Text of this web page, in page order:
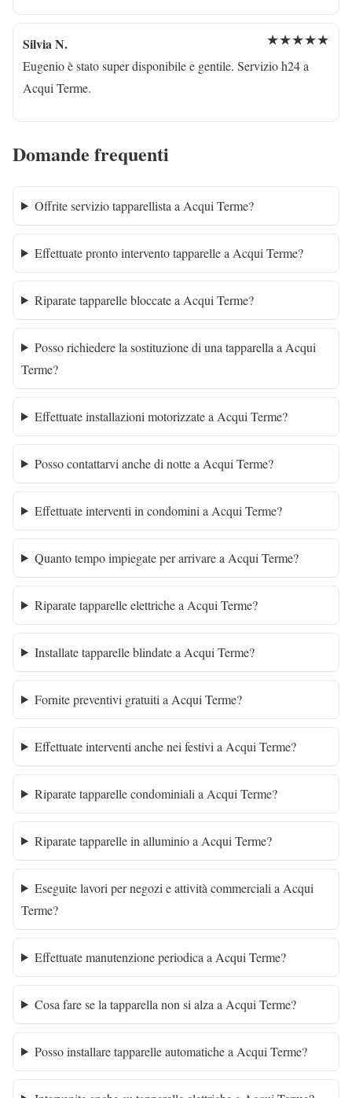
Silvia N. ★★★★★
Eugenio è stato super disponibile e gentile. Servizio h24 a
Acqui Terme.
Domande frequenti
Offrite servizio tapparellista a Acqui Terme?
Effettuate pronto intervento tapparelle a Acqui Terme?
Riparate tapparelle bloccate a Acqui Terme?
Posso richiedere la sostituzione di una tapparella a Acqui
Terme?
Effettuate installazioni motorizzate a Acqui Terme?
Posso contattarvi anche di notte a Acqui Terme?
Effettuate interventi in condomini a Acqui Terme?
Quanto tempo impiegate per arrivare a Acqui Terme?
Riparate tapparelle elettriche a Acqui Terme?
Installate tapparelle blindate a Acqui Terme?
Fornite preventivi gratuiti a Acqui Terme?
Effettuate interventi anche nei festivi a Acqui Terme?
Riparate tapparelle condominiali a Acqui Terme?
Riparate tapparelle in alluminio a Acqui Terme?
Eseguite lavori per negozi e attività commerciali a Acqui
Terme?
Effettuate manutenzione periodica a Acqui Terme?
Cosa fare se la tapparella non si alza a Acqui Terme?
Posso installare tapparelle automatiche a Acqui Terme?